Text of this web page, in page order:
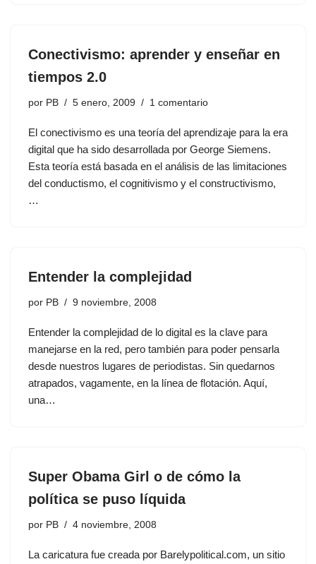
Conectivismo: aprender y enseñar en
tiempos 2.0
por PB 5 enero, 2009 1 comentario
El conectivismo es una teoría del aprendizaje para la era
digital que ha sido desarrollada por George Siemens.
Esta teoría está basada en el análisis de las limitaciones
del conductismo, el cognitivismo y el constructivismo,
…
Entender la complejidad
por PB 9 noviembre, 2008
Entender la complejidad de lo digital es la clave para
manejarse en la red, pero también para poder pensarla
desde nuestros lugares de periodistas. Sin quedarnos
atrapados, vagamente, en la línea de flotación. Aquí,
una…
Super Obama Girl o de cómo la
política se puso líquida
por PB 4 noviembre, 2008
La caricatura fue creada por Barelypolitical.com, un sitio